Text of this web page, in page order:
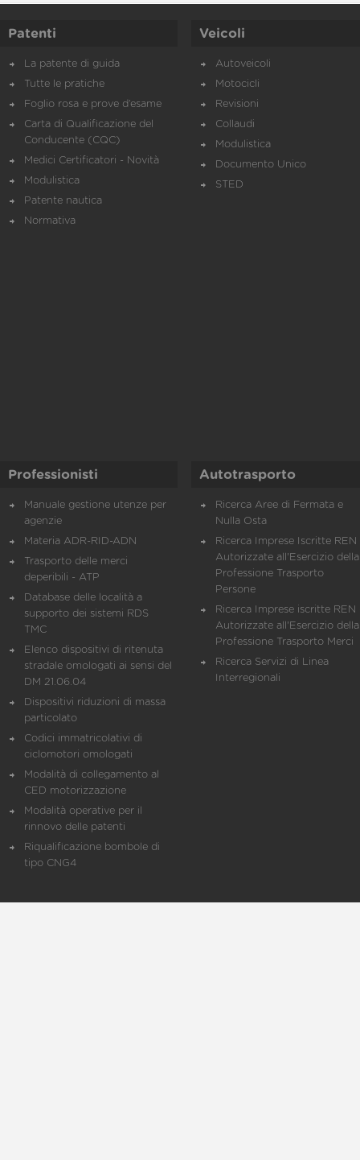
Patenti
La patente di guida
Tutte le pratiche
Foglio rosa e prove d’esame
Carta di Qualificazione del
Conducente (CQC)
Medici Certificatori - Novità
Modulistica
Patente nautica
Normativa
Veicoli
Autoveicoli
Motocicli
Revisioni
Collaudi
Modulistica
Documento Unico
STED
Professionisti
Manuale gestione utenze per
agenzie
Materia ADR-RID-ADN
Trasporto delle merci
deperibili - ATP
Database delle località a
supporto dei sistemi RDS
TMC
Elenco dispositivi di ritenuta
stradale omologati ai sensi del
DM 21.06.04
Dispositivi riduzioni di massa
particolato
Codici immatricolativi di
ciclomotori omologati
Modalità di collegamento al
CED motorizzazione
Modalità operative per il
rinnovo delle patenti
Riqualificazione bombole di
tipo CNG4
Autotrasporto
Ricerca Aree di Fermata e
Nulla Osta
Ricerca Imprese Iscritte REN
Autorizzate all'Esercizio della
Professione Trasporto
Persone
Ricerca Imprese iscritte REN
Autorizzate all'Esercizio della
Professione Trasporto Merci
Ricerca Servizi di Linea
Interregionali